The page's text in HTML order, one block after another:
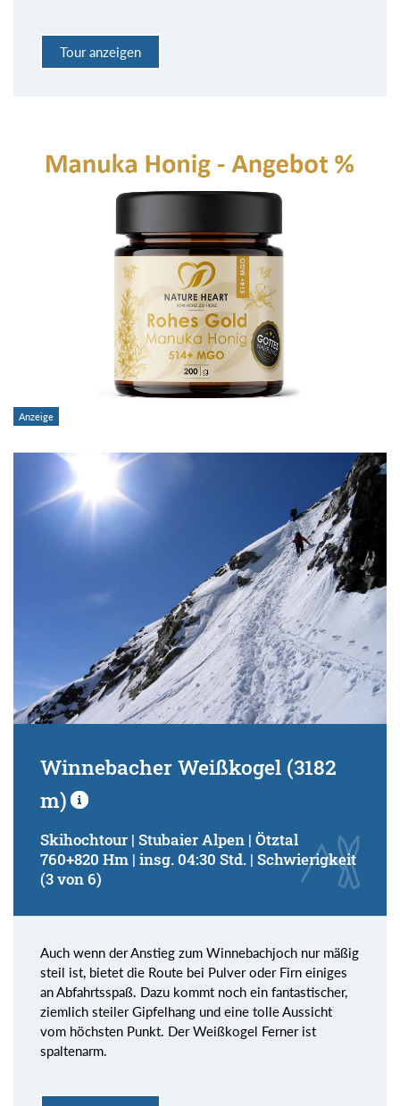
Tour anzeigen
Winnebacher Weißkogel (3182
m)
Skihochtour | Stubaier Alpen | Ötztal
760+820 Hm | insg. 04:30 Std. | Schwierigkeit
(3 von 6)
Auch wenn der Anstieg zum Winnebachjoch nur mäßig
steil ist, bietet die Route bei Pulver oder Firn einiges
an Abfahrtsspaß. Dazu kommt noch ein fantastischer,
ziemlich steiler Gipfelhang und eine tolle Aussicht
vom höchsten Punkt. Der Weißkogel Ferner ist
spaltenarm.